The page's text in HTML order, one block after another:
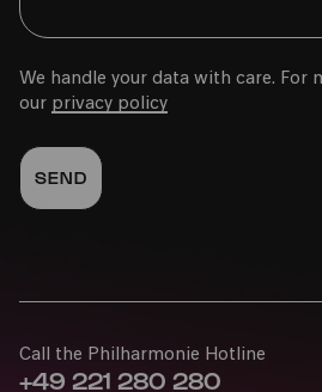
14:00
We handle your data with care. For
our privacy policy
Call the Philharmonie Hotline
+49 221 280 280